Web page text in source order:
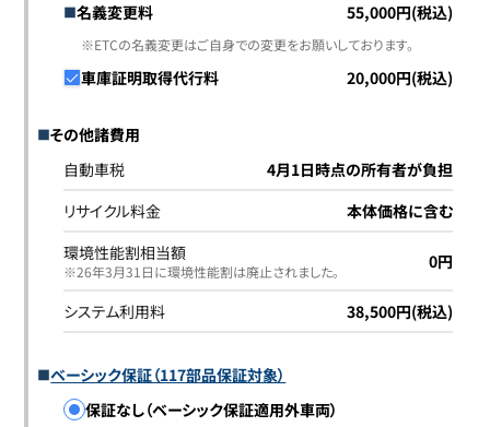
名義変更料 55,000円(税込)
※ETCの名義変更はご自身での変更をお願いしております。
車庫証明取得代行料 20,000円(税込)
その他諸費用
自動車税
4月1日時点の所有者が負担
リサイクル料金
本体価格に含む
環境性能割相当額
※26年3月31日に環境性能割は廃止されました｡ 0円
システム利用料 38,500円(税込)
ベーシック保証（117部品保証対象）
保証なし（ベーシック保証適用外車両）